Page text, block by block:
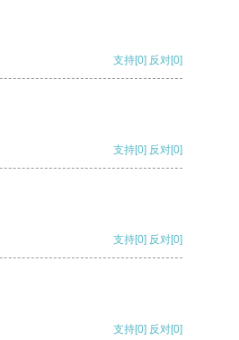
支持[0] 反对[0]
支持[0] 反对[0]
支持[0] 反对[0]
支持[0] 反对[0]